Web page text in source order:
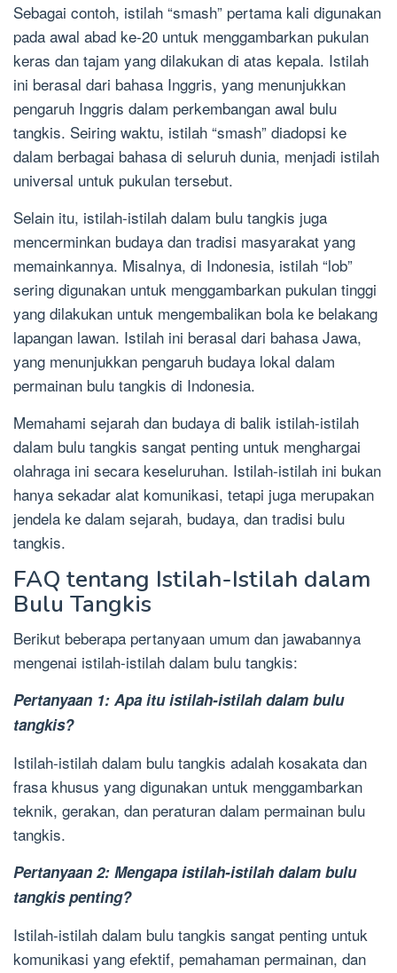
Sebagai contoh, istilah “smash” pertama kali digunakan
pada awal abad ke-20 untuk menggambarkan pukulan
keras dan tajam yang dilakukan di atas kepala. Istilah
ini berasal dari bahasa Inggris, yang menunjukkan
pengaruh Inggris dalam perkembangan awal bulu
tangkis. Seiring waktu, istilah “smash” diadopsi ke
dalam berbagai bahasa di seluruh dunia, menjadi istilah
universal untuk pukulan tersebut.
Selain itu, istilah-istilah dalam bulu tangkis juga
mencerminkan budaya dan tradisi masyarakat yang
memainkannya. Misalnya, di Indonesia, istilah “lob”
sering digunakan untuk menggambarkan pukulan tinggi
yang dilakukan untuk mengembalikan bola ke belakang
lapangan lawan. Istilah ini berasal dari bahasa Jawa,
yang menunjukkan pengaruh budaya lokal dalam
permainan bulu tangkis di Indonesia.
Memahami sejarah dan budaya di balik istilah-istilah
dalam bulu tangkis sangat penting untuk menghargai
olahraga ini secara keseluruhan. Istilah-istilah ini bukan
hanya sekadar alat komunikasi, tetapi juga merupakan
jendela ke dalam sejarah, budaya, dan tradisi bulu
tangkis.
FAQ tentang Istilah-Istilah dalam
Bulu Tangkis
Berikut beberapa pertanyaan umum dan jawabannya
mengenai istilah-istilah dalam bulu tangkis:
Pertanyaan 1: Apa itu istilah-istilah dalam bulu
tangkis?
Istilah-istilah dalam bulu tangkis adalah kosakata dan
frasa khusus yang digunakan untuk menggambarkan
teknik, gerakan, dan peraturan dalam permainan bulu
tangkis.
Pertanyaan 2: Mengapa istilah-istilah dalam bulu
tangkis penting?
Istilah-istilah dalam bulu tangkis sangat penting untuk
komunikasi yang efektif, pemahaman permainan, dan